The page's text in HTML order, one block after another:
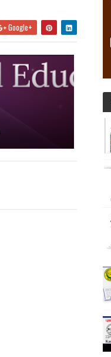
Google+